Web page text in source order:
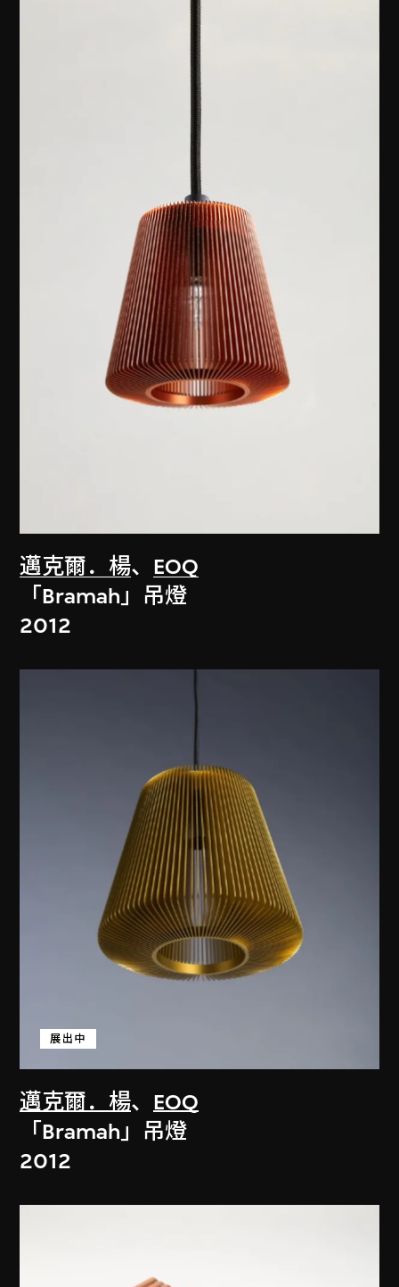
邁克爾．楊、 EOQ
「Bramah」吊燈
2012
邁克爾．楊、 EOQ
展出中
「Bramah」吊燈
2012